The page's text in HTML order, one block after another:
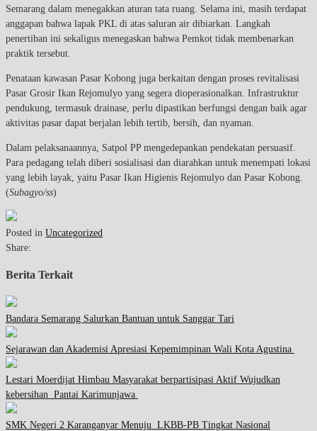
Semarang dalam menegakkan aturan tata ruang. Selama ini, masih terdapat
anggapan bahwa lapak PKL di atas saluran air dibiarkan. Langkah
penertiban ini sekaligus menegaskan bahwa Pemkot tidak membenarkan
praktik tersebut.
Penataan kawasan Pasar Kobong juga berkaitan dengan proses revitalisasi
Pasar Grosir Ikan Rejomulyo yang segera dioperasionalkan. Infrastruktur
pendukung, termasuk drainase, perlu dipastikan berfungsi dengan baik agar
aktivitas pasar dapat berjalan lebih tertib, bersih, dan nyaman.
Dalam pelaksanaannya, Satpol PP mengedepankan pendekatan persuasif.
Para pedagang telah diberi sosialisasi dan diarahkan untuk menempati lokasi
yang lebih layak, yaitu Pasar Ikan Higienis Rejomulyo dan Pasar Kobong.
(Subagyo/ss)
Posted in Uncategorized
Share:
Berita Terkait
Bandara Semarang Salurkan Bantuan untuk Sanggar Tari
Sejarawan dan Akademisi Apresiasi Kepemimpinan Wali Kota Agustina
Lestari Moerdijat Himbau Masyarakat berpartisipasi Aktif Wujudkan
kebersihan Pantai Karimunjawa
SMK Negeri 2 Karanganyar Menuju LKBB-PB Tingkat Nasional